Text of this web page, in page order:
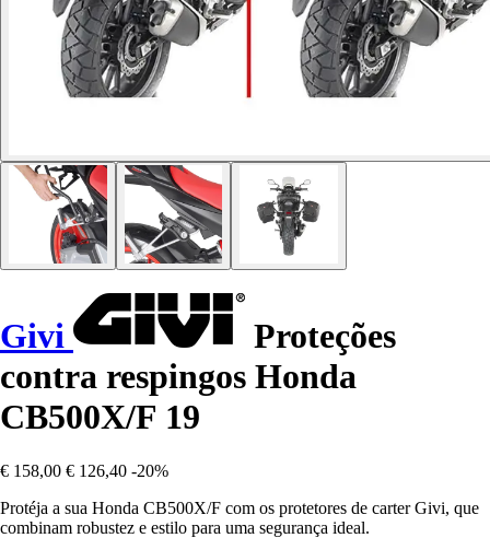
Givi
Proteções
contra respingos Honda
CB500X/F 19
€ 158,00 € 126,40 -20%
Protéja a sua Honda CB500X/F com os protetores de carter Givi, que
combinam robustez e estilo para uma segurança ideal.